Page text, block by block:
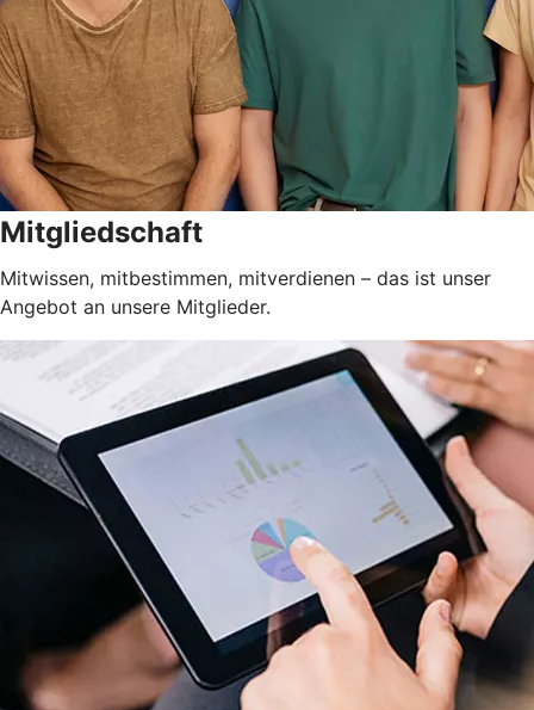
Mitgliedschaft
Mitwissen, mitbestimmen, mitverdienen – das ist unser
Angebot an unsere Mitglieder.